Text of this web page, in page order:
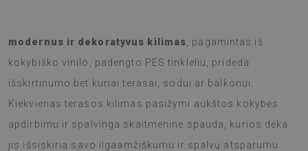
modernus ir dekoratyvus kilimas , pagamintas iš
kokybiško vinilo, padengto PES tinkleliu, prideda
išskirtinumo bet kuriai terasai, sodui ar balkonui.
Kiekvienas terasos kilimas pasižymi aukštos kokybės
apdirbimu ir spalvinga skaitmenine spauda, kurios dėka
jis išsiskiria savo ilgaamžiškumu ir spalvų atsparumu.